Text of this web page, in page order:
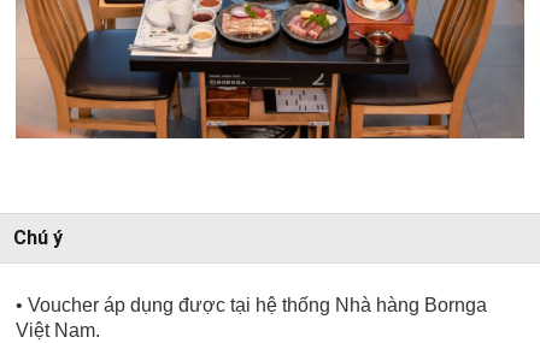
Chú ý
• Voucher áp dụng được tại hệ thống Nhà hàng Bornga
Việt Nam.